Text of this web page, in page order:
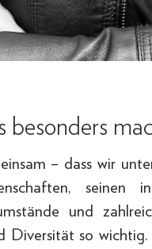
besonders
– dass wir
seinen
und
Diversität so